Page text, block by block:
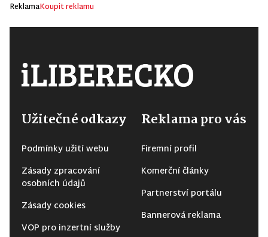
ReklamaKoupit reklamu
Užitečné odkazy
Podmínky užití webu
Zásady zpracování
osobních údajů
Zásady cookies
VOP pro inzertní služby
Reklama pro vás
Firemní profil
Komerční články
Partnerství portálu
Bannerová reklama